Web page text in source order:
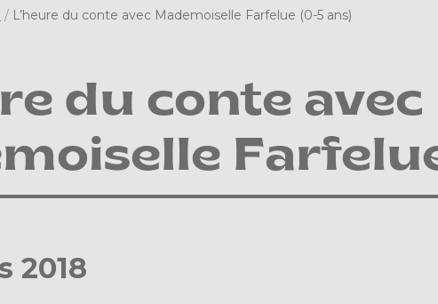
/ L’heure du conte avec Mademoiselle Farfelue (0-5 ans)
du conte avec
2018